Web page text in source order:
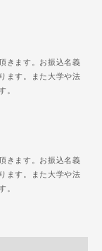
きます。お振込名義
ます。また大学や法
。
きます。お振込名義
ます。また大学や法
。